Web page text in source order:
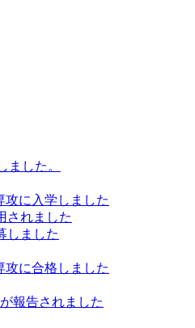
ました。
に入学しました
されました
しました
に合格しました
報告されました